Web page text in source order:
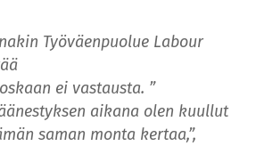
Työväenpuolue Labour
ei vastausta. ”
aikana olen kuullut
saman monta kertaa,”,